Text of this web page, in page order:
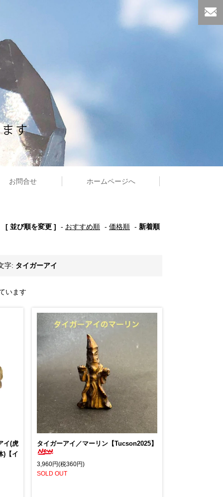
お問合せ ホームページへ
[ 並び順を変更 ] - おすすめ順 - 価格順 - 新着順
字: タイガーアイ
います
イ(虎
)【イ
タイガーアイ／マーリン【Tucson2025】
3,960円(税360円)
SOLD OUT